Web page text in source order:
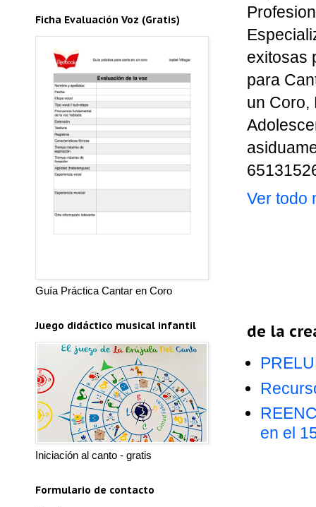
exitosas
para
un Coro,
Ver todo
de la
en el
Ficha Evaluación Voz (Gratis)
Guía Práctica Cantar en Coro
Juego didáctico musical infantil
Iniciación al canto - gratis
Formulario de contacto